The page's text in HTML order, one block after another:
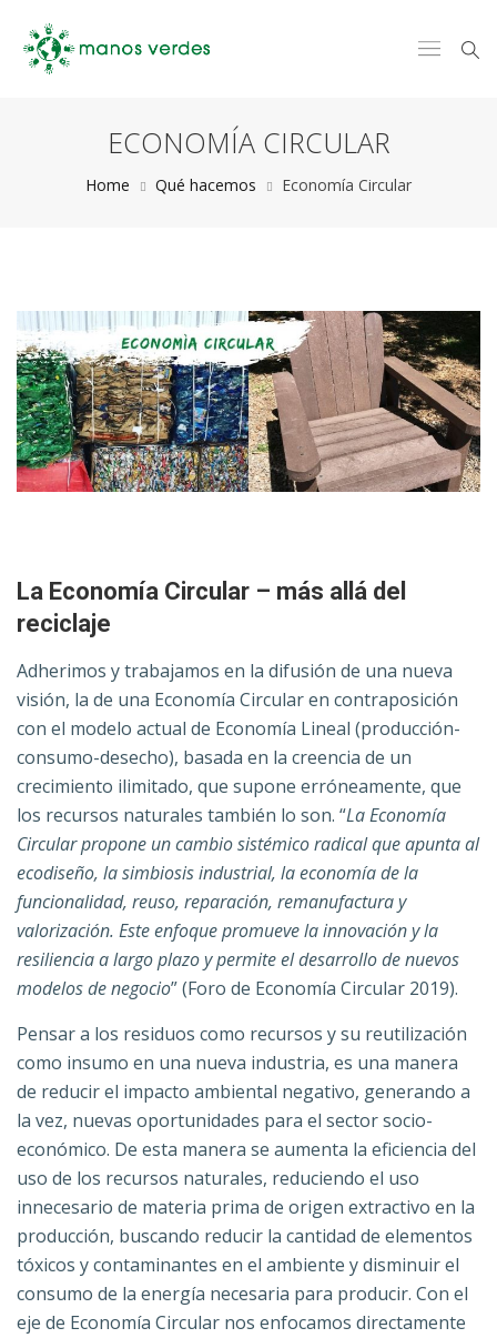
ECONOMÍA CIRCULAR
Home Qué hacemos Economía Circular
La Economía Circular – más allá del
reciclaje
Adherimos y trabajamos en la difusión de una nueva
visión, la de una Economía Circular en contraposición
con el modelo actual de Economía Lineal (producción-
consumo-desecho), basada en la creencia de un
crecimiento ilimitado, que supone erróneamente, que
los recursos naturales también lo son. “La Economía
Circular propone un cambio sistémico radical que apunta al
ecodiseño, la simbiosis industrial, la economía de la
funcionalidad, reuso, reparación, remanufactura y
valorización. Este enfoque promueve la innovación y la
resiliencia a largo plazo y permite el desarrollo de nuevos
modelos de negocio” (Foro de Economía Circular 2019).
Pensar a los residuos como recursos y su reutilización
como insumo en una nueva industria, es una manera
de reducir el impacto ambiental negativo, generando a
la vez, nuevas oportunidades para el sector socio-
económico. De esta manera se aumenta la eficiencia del
uso de los recursos naturales, reduciendo el uso
innecesario de materia prima de origen extractivo en la
producción, buscando reducir la cantidad de elementos
tóxicos y contaminantes en el ambiente y disminuir el
consumo de la energía necesaria para producir. Con el
eje de Economía Circular nos enfocamos directamente